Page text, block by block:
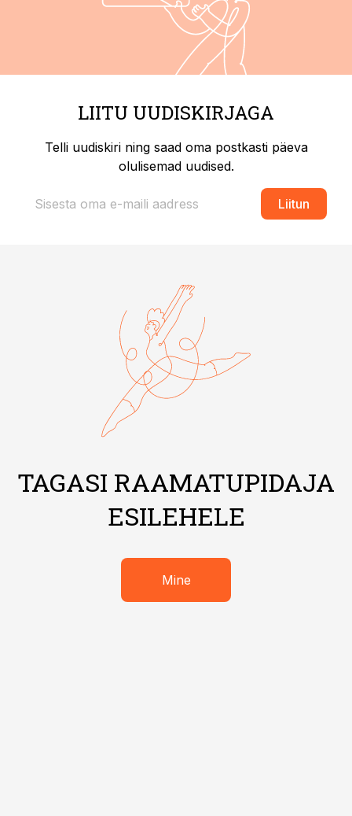
LIITU UUDISKIRJAGA
Telli uudiskiri ning saad oma postkasti päeva
olulisemad uudised.
Liitun
TAGASI RAAMATUPIDAJA
ESILEHELE
Mine